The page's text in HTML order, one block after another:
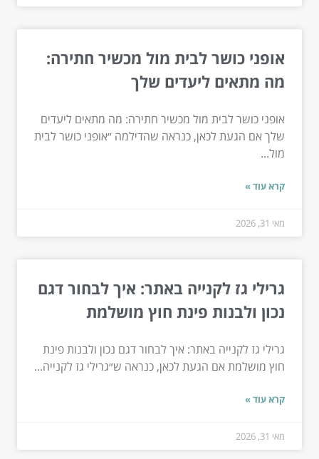
אופני כושר לבית מול מכשיר חתירה:
מה מתאים ליעדים שלך
אופני כושר לבית מול מכשיר חתירה: מה מתאים ליעדים
שלך אם הגעת לכאן, כנראה שהדילמה ״אופני כושר לבית
מול...
קרא עוד »
מאי 31, 2026
גרילי גז לקנייה באתר: איך לבחור דגם
נכון ולבנות פינת חוץ מושלמת
גרילי גז לקנייה באתר: איך לבחור דגם נכון ולבנות פינת
חוץ מושלמת אם הגעת לכאן, כנראה ש״גרילי גז לקנייה...
קרא עוד »
מאי 31, 2026